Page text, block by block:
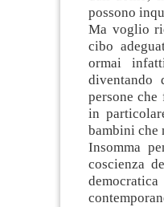
possono
Ma voglio
cibo
ormai
diventando
persone
in
bambini che
Insomma
coscienza